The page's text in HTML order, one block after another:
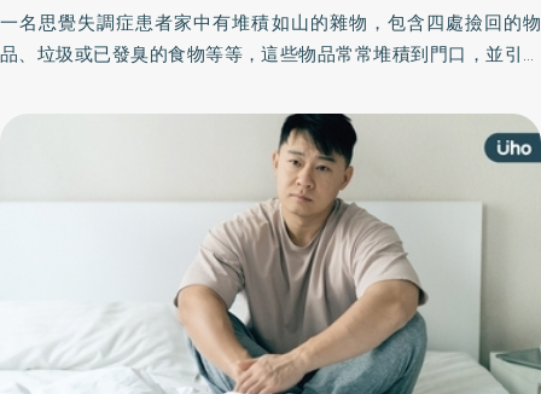
一名思覺失調症患者家中有堆積如山的雜物，包含四處撿回的物
品、垃圾或已發臭的食物等等，這些物品常常堆積到門口，並引來
訴陳情。該患者面對抱怨覺得非常無奈，被詢問為何囤積又說不出